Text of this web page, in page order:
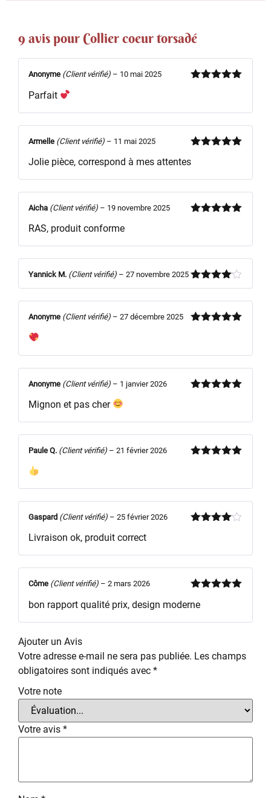
9 avis pour Collier coeur torsadé
Anonyme (Client vérifié) – 10 mai 2025
Parfait
5
Armelle (Client vérifié) – 11 mai 2025
Jolie pièce, correspond à mes attentes
Aicha (Client vérifié) – 19 novembre 2025
RAS, produit conforme
Note4
Yannick M. (Client vérifié) – 27 novembre 2025
Anonyme (Client vérifié) – 27 décembre 2025
Anonyme (Client vérifié) – 1 janvier 2026
Mignon et pas cher
Paule Q. (Client vérifié) – 21 février 2026
Gaspard (Client vérifié) – 25 février 2026
Livraison ok, produit correct
5
Côme (Client vérifié) – 2 mars 2026
bon rapport qualité prix, design moderne
Ajouter un Avis
Votre adresse e-mail ne sera pas publiée. Les champs
obligatoires sont indiqués avec *
Votre note
Votre avis *